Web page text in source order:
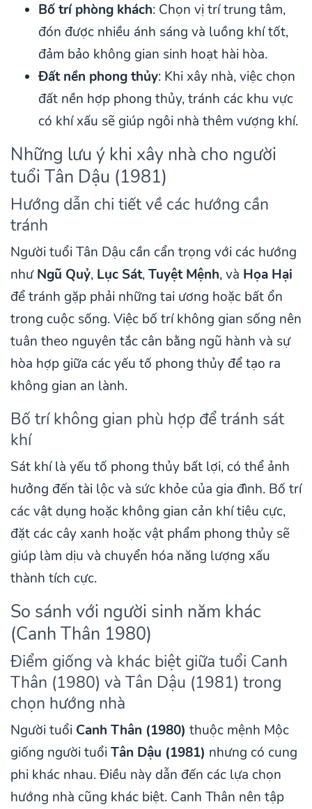
Bố trí phòng khách: Chọn vị trí trung tâm,
đón được nhiều ánh sáng và luồng khí tốt,
đảm bảo không gian sinh hoạt hài hòa.
Đất nền phong thủy: Khi xây nhà, việc chọn
đất nền hợp phong thủy, tránh các khu vực
có khí xấu sẽ giúp ngôi nhà thêm vượng khí.
Những lưu ý khi xây nhà cho người
tuổi Tân Dậu (1981)
Hướng dẫn chi tiết về các hướng cần
tránh
Người tuổi Tân Dậu cần cẩn trọng với các hướng
nhưNgũ Quỷ, Lục Sát,Tuyệt Mệnh, và Họa Hại
để tránh gặp phải những tai ương hoặc bất ổn
trong cuộc sống. Việc bố trí không gian sống nên
tuân theo nguyên tắc cân bằng ngũ hành và sự
hòa hợp giữa các yếu tố phong thủy để tạo ra
không gian an lành.
Bố trí không gian phù hợp để tránh sát
khí
Sát khí là yếu tố phong thủy bất lợi, có thể ảnh
hưởng đến tài lộc và sức khỏe của gia đình. Bố trí
các vật dụng hoặc không gian cản khí tiêu cực,
đặt các cây xanh hoặc vật phẩm phong thủy sẽ
giúp làm dịu và chuyển hóa năng lượng xấu
thành tích cực.
So sánh với người sinh năm khác
(Canh Thân 1980)
Điểm giống và khác biệt giữa tuổi Canh
Thân (1980) và Tân Dậu (1981) trong
chọn hướng nhà
Người tuổi Canh Thân (1980) thuộc mệnh Mộc
giống người tuổi Tân Dậu (1981) nhưng có cung
phi khác nhau. Điều này dẫn đến các lựa chọn
hướng nhà cũng khác biệt. Canh Thân nên tập